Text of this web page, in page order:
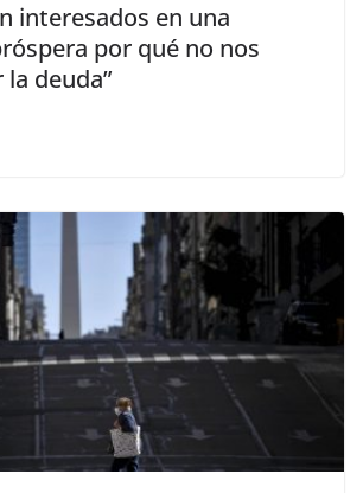
interesados en una
por qué no nos
deuda”